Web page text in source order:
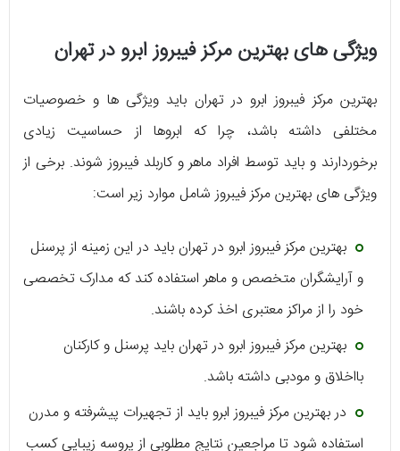
ویژگی های بهترین مرکز فیبروز ابرو در تهران
بهترین مرکز فیبروز ابرو در تهران باید ویژگی ها و خصوصیات
مختلفی داشته باشد، چرا که ابروها از حساسیت زیادی
برخوردارند و باید توسط افراد ماهر و کاربلد فیبروز شوند. برخی از
ویژگی های بهترین مرکز فیبروز شامل موارد زیر است:
بهترین مرکز فیبروز ابرو در تهران باید در این زمینه از پرسنل
و آرایشگران متخصص و ماهر استفاده کند که مدارک تخصصی
خود را از مراکز معتبری اخذ کرده باشند.
بهترین مرکز فیبروز ابرو در تهران باید پرسنل و کارکنان
بااخلاق و مودبی داشته باشد.
در بهترین مرکز فیبروز ابرو باید از تجهیرات پیشرفته و مدرن
استفاده شود تا مراجعین نتایج مطلوبی از پروسه زیبایی کسب